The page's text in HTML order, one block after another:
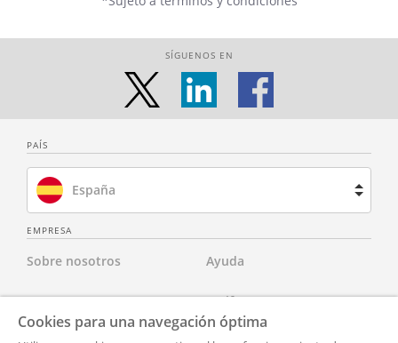
SÍGUENOS EN
PAÍS
España
Francia
EMPRESA
Sobre nosotros
Contacta con nosotros
Ayuda
Tarifas
Cookies para una navegación óptima